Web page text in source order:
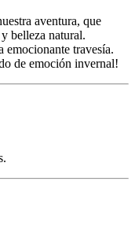
aventura, que
belleza natural.
emocionante travesía.
de emoción invernal!